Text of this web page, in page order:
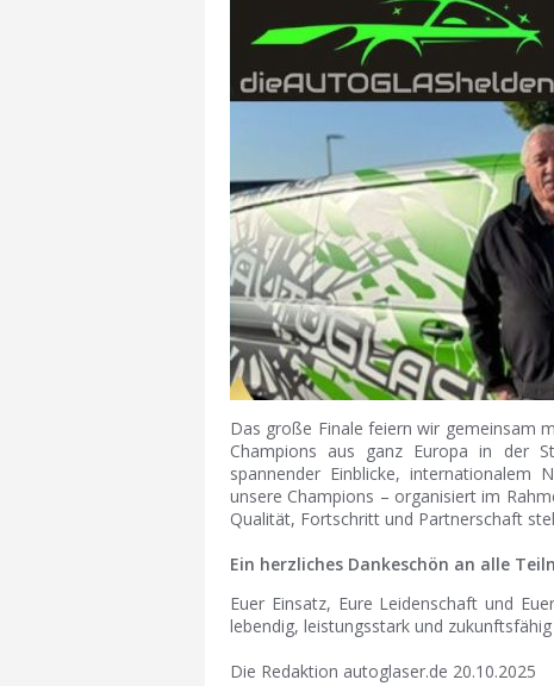
Das große Finale feiern wir gemeinsam
Champions aus ganz Europa in der
spannender Einblicke, internationalem
unsere Champions – organisiert im
Qualität, Fortschritt und Partnerschaft
Ein herzliches Dankeschön an alle
Euer Einsatz, Eure Leidenschaft und
lebendig, leistungsstark und
Die Redaktion autoglaser.de 20.10.2025